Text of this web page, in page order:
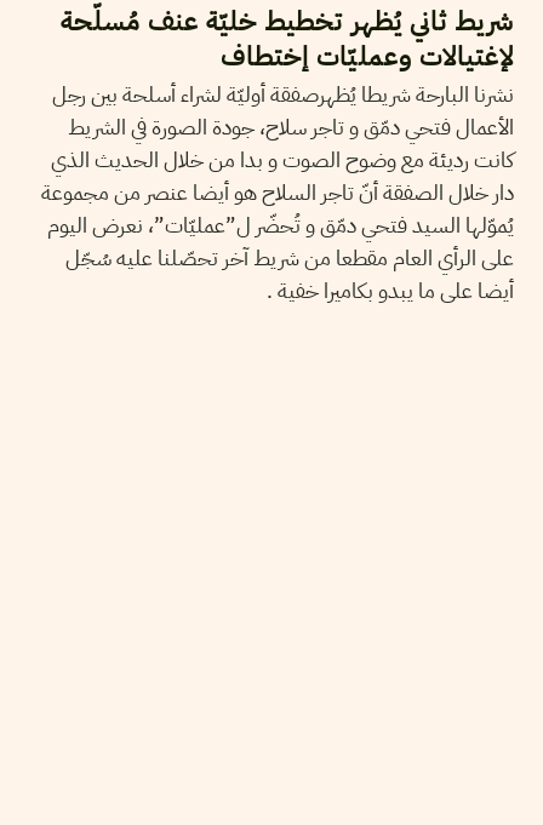
شريط ثاني يُظهر تخطيط خليّة عنف مُسلّحة
لإغتيالات وعمليّات إختطاف
نشرنا البارحة شريطا يُظهرصفقة أوليّة لشراء أسلحة بين رجل
الأعمال فتحي دمّق و تاجر سلاح، جودة الصورة في الشريط
كانت رديئة مع وضوح الصوت و بدا من خلال الحديث الذي
دار خلال الصفقة أنّ تاجر السلاح هو أيضا عنصر من مجموعة
يُموّلها السيد فتحي دمّق و تُحضّر ل”عمليّات”، نعرض اليوم
على الرأي العام مقطعا من شريط آخر تحصّلنا عليه سُجّل
أيضا على ما يبدو بكاميرا خفية .